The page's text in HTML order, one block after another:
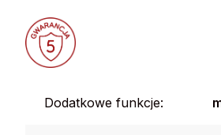
Dodatkowe funkcje: